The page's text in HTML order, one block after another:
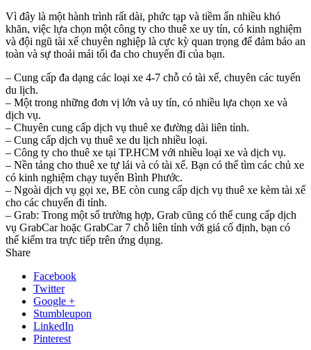
Vì đây là một hành trình rất dài, phức tạp và tiềm ẩn nhiều khó
khăn, việc lựa chọn một công ty cho thuê xe uy tín, có kinh nghiệm
và đội ngũ tài xế chuyên nghiệp là cực kỳ quan trọng để đảm bảo an
toàn và sự thoải mái tối đa cho chuyến đi của bạn.
– Cung cấp đa dạng các loại xe 4-7 chỗ có tài xế, chuyên các tuyến
du lịch.
– Một trong những đơn vị lớn và uy tín, có nhiều lựa chọn xe và
dịch vụ.
– Chuyên cung cấp dịch vụ thuê xe đường dài liên tỉnh.
– Cung cấp dịch vụ thuê xe du lịch nhiều loại.
– Công ty cho thuê xe tại TP.HCM với nhiều loại xe và dịch vụ.
– Nền tảng cho thuê xe tự lái và có tài xế. Bạn có thể tìm các chủ xe
có kinh nghiệm chạy tuyến Bình Phước.
– Ngoài dịch vụ gọi xe, BE còn cung cấp dịch vụ thuê xe kèm tài xế
cho các chuyến đi tỉnh.
– Grab: Trong một số trường hợp, Grab cũng có thể cung cấp dịch
vụ GrabCar hoặc GrabCar 7 chỗ liên tỉnh với giá cố định, bạn có
thể kiểm tra trực tiếp trên ứng dụng.
Share
Facebook
Twitter
Google +
Stumbleupon
LinkedIn
Pinterest